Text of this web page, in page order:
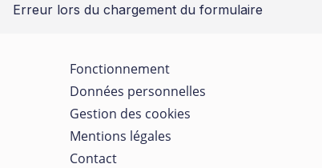
Erreur lors du chargement du formulaire
Fonctionnement
Données personnelles
Gestion des cookies
Mentions légales
Contact